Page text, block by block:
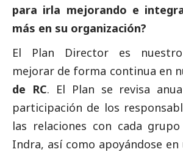
para irla mejorando e
más en su organización?
El Plan Director es
mejorar de forma continua en
de RC. El Plan se revisa
participación de los
las relaciones con cada
Indra, así como apoyándose